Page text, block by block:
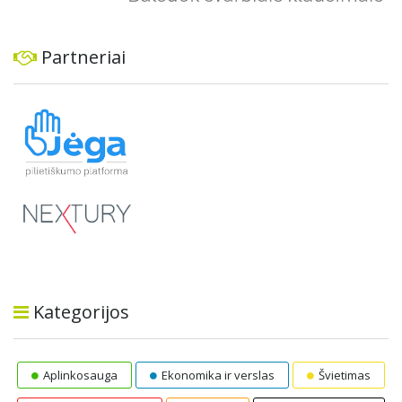
Partneriai
Kategorijos
Aplinkosauga Ekonomika ir verslas Švietimas